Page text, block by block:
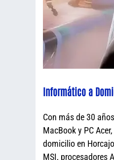
Informático a
Con más de 30
MacBook y PC
domicilio en
MSI, procesadores